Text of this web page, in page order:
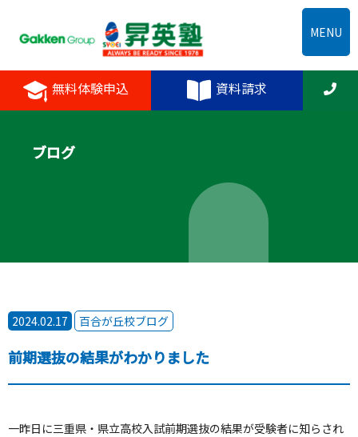
無料体験申込 資料請求
MENU
ブログ
2024.02.17 百合が丘校ブログ
前期選抜の結果がわかりました
一昨日に三重県・県立高校入試前期選抜の結果が受験者に知らされ